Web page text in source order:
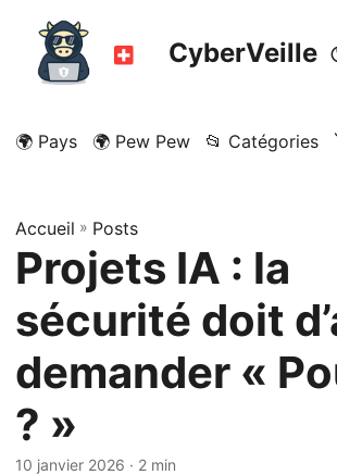
CyberVeille
🌍 Pays 🌍 Pew Pew 📂 Catégories
Accueil » Posts
Projets IA : la
sécurité doit
demander «
? »
10 janvier 2026 · 2 min